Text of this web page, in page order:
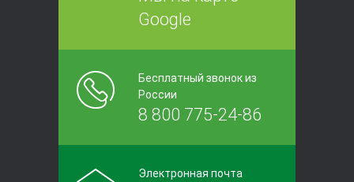
Google
Бесплатный звонок из
России
8 800 775-24-86
Электронная почта